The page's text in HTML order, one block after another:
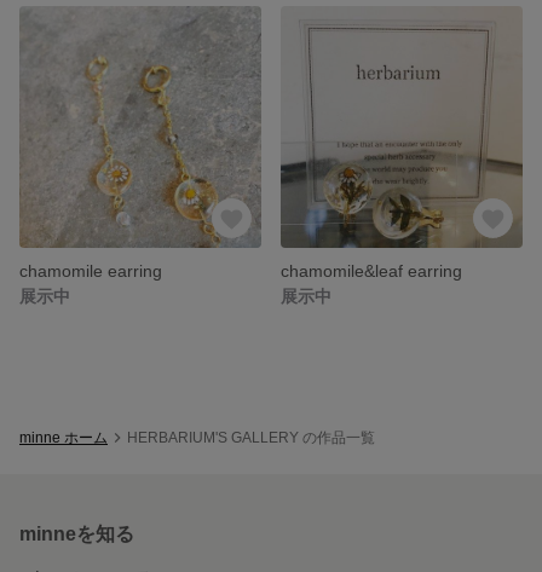
chamomile earring
展示中
chamomile&leaf earring
展示中
minne ホーム HERBARIUM'S GALLERY の作品一覧
minneを知る